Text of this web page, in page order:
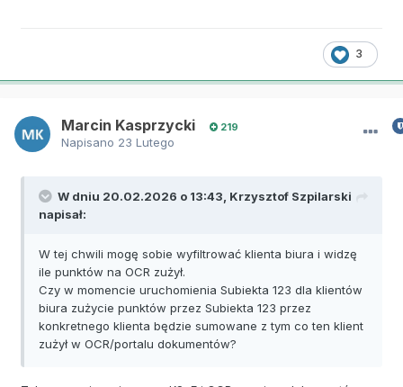
3
Marcin Kasprzycki 219
Napisano 23 Lutego
W dniu 20.02.2026 o 13:43, Krzysztof Szpilarski
napisał:
W tej chwili mogę sobie wyfiltrować klienta biura i widzę
ile punktów na OCR zużył.
Czy w momencie uruchomienia Subiekta 123 dla klientów
biura zużycie punktów przez Subiekta 123 przez
konkretnego klienta będzie sumowane z tym co ten klient
zużył w OCR/portalu dokumentów?